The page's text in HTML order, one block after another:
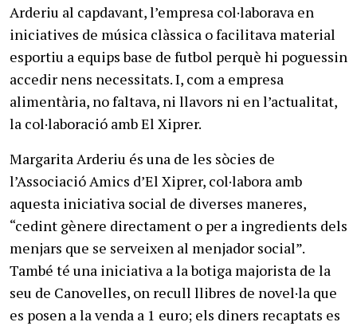
Arderiu al capdavant, l’empresa col·laborava en
iniciatives de música clàssica o facilitava material
esportiu a equips base de futbol perquè hi poguessin
accedir nens necessitats. I, com a empresa
alimentària, no faltava, ni llavors ni en l’actualitat,
la col·laboració amb El Xiprer.
Margarita Arderiu és una de les sòcies de
l’Associació Amics d’El Xiprer, col·labora amb
aquesta iniciativa social de diverses maneres,
“cedint gènere directament o per a ingredients dels
menjars que se serveixen al menjador social”.
També té una iniciativa a la botiga majorista de la
seu de Canovelles, on recull llibres de novel·la que
es posen a la venda a 1 euro; els diners recaptats es